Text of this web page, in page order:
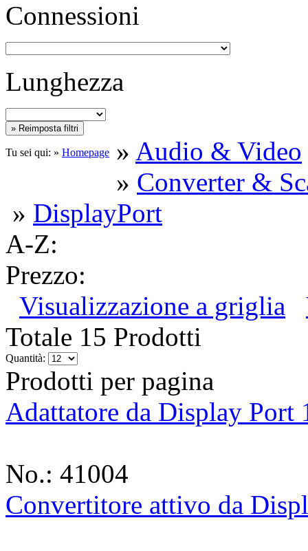
Connessioni
Lunghezza
Tu sei qui: » Homepage » Audio & Video
» Converter &
» DisplayPort
A-Z:
Prezzo:
Visualizzazione a griglia
Totale 15 Prodotti
Quantità:
Prodotti per pagina
Adattatore da Display Port
No.: 41004
Convertitore attivo da